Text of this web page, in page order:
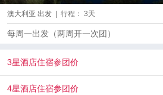
澳大利亚 出发 | 行程： 3天
每周一出发（两周开一次团）
3星酒店住宿参团价
4星酒店住宿参团价